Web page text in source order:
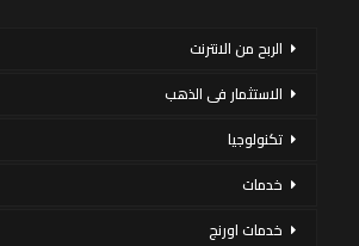
الربح من الانترنت
الاستثمار فى الذهب
تكنولوجيا
خدمات
خدمات اورنج